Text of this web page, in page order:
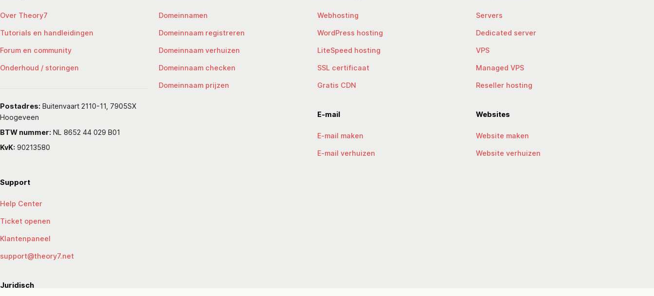
Over Theory7
Tutorials en handleidingen
Forum en community
Onderhoud / storingen
Postadres: Buitenvaart 2110-11, 7905SX
Hoogeveen
BTW nummer: NL 8652 44 029 B01
KvK: 90213580
Domeinnamen
Domeinnaam registreren
Domeinnaam verhuizen
Domeinnaam checken
Domeinnaam prijzen
Webhosting
WordPress hosting
LiteSpeed hosting
SSL certificaat
Gratis CDN
E-mail
E-mail maken
E-mail verhuizen
Servers
Dedicated server
VPS
Managed VPS
Reseller hosting
Websites
Website maken
Website verhuizen
Support
Help Center
Ticket openen
Klantenpaneel
support@theory7.net
Juridisch